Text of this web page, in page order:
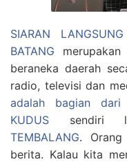
SIARAN
BATANG
beraneka daerah
radio, televisi dan
adalah bagian
KUDUS sendiri
TEMBALANG. Orang
berita. Kalau kita